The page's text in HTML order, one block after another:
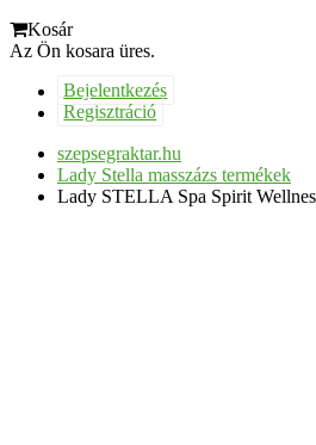
Kosár
Az Ön kosara üres.
Bejelentkezés
Regisztráció
szepsegraktar.hu
Lady Stella masszázs termékek
Lady STELLA Spa Spirit